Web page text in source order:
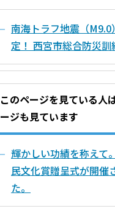
南海トラフ地震（M9.0
定！ 西宮市総合防災訓
このページを見ている人
ージも見ています
輝かしい功績を称えて
民文化賞贈呈式が開催
た。